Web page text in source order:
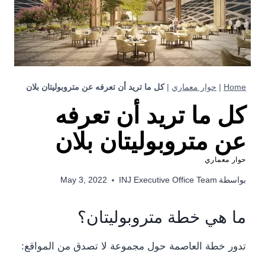
Home
| حوار معماري |كل ما تريد أن تعرفه عن متروبوليتان بلان
كل ما تريد أن تعرفه
عن متروبوليتان بلان
حوار معماري
بواسطة INJ Executive Office Team
May 3, 2022
ما هي خطة متروبوليتان؟
تدور خطة العاصمة حول مجموعة لا تصدق من المواقع: